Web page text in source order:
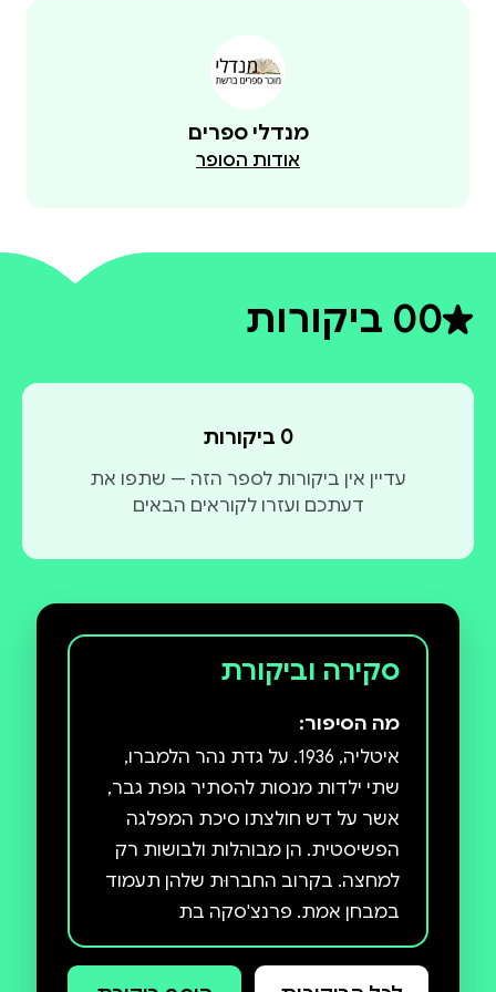
מנדלי ספרים
אודות הסופר
0דירוג ממוצע 0 מתוך 5
0 ביקורות
0 ביקורות
עדיין אין ביקורות לספר הזה — שתפו את
דעתכם ועזרו לקוראים הבאים
סקירה וביקורת
מה הסיפור:
איטליה, 1936. על גדת נהר הלמברו,
שתי ילדות מנסות להסתיר גופת גבר,
אשר על דש חולצתו סיכת המפלגה
הפשיסטית. הן מבוהלות ולבושות רק
למחצה. בקרוב החברוּת שלהן תעמוד
במבחן אמת. פרנצ'סקה בת
השתים־עשרה, ילדה טובה ממשפחה
בורגנית, מספרת בגוף ראשון את